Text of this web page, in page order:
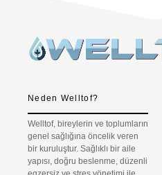
Neden Welltof?
Welltof, bireylerin ve toplumların
genel sağlığına öncelik veren
bir kuruluştur. Sağlıklı bir aile
yapısı, doğru beslenme, düzenli